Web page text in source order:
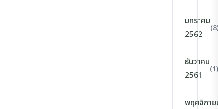
มกราคม
2562
(8)
ธันวาคม
2561
(1)
พฤศจิกาย